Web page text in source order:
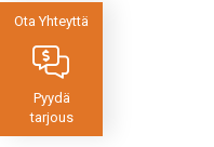
Ota Yhteyttä
Pyydä
tarjous